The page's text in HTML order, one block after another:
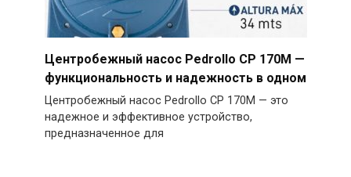
Центробежный насос Pedrollo CP 170M —
функциональность и надежность в одном
Центробежный насос Pedrollo CP 170M — это
надежное и эффективное устройство,
предназначенное для